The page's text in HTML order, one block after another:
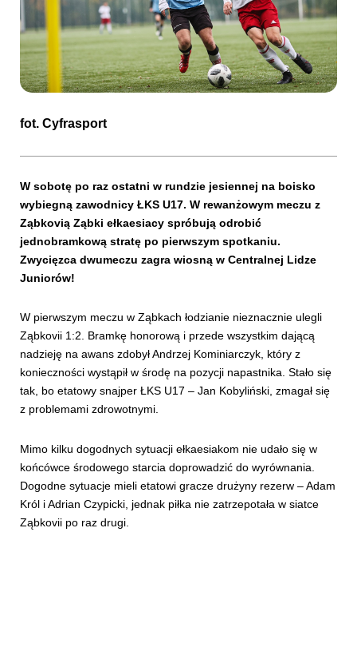
SKLEP KUP BILET
fot. Cyfrasport
W sobotę po raz ostatni w rundzie jesiennej na boisko
wybiegną zawodnicy ŁKS U17. W rewanżowym meczu z
Ząbkovią Ząbki ełkaesiacy spróbują odrobić
jednobramkową stratę po pierwszym spotkaniu.
Zwycięzca dwumeczu zagra wiosną w Centralnej Lidze
Juniorów!
W pierwszym meczu w Ząbkach łodzianie nieznacznie ulegli
Ząbkovii 1:2. Bramkę honorową i przede wszystkim dającą
nadzieję na awans zdobył Andrzej Kominiarczyk, który z
konieczności wystąpił w środę na pozycji napastnika. Stało się
tak, bo etatowy snajper ŁKS U17 – Jan Kobyliński, zmagał się
z problemami zdrowotnymi.
Mimo kilku dogodnych sytuacji ełkaesiakom nie udało się w
końcówce środowego starcia doprowadzić do wyrównania.
Dogodne sytuacje mieli etatowi gracze drużyny rezerw – Adam
Król i Adrian Czypicki, jednak piłka nie zatrzepotała w siatce
Ząbkovii po raz drugi.